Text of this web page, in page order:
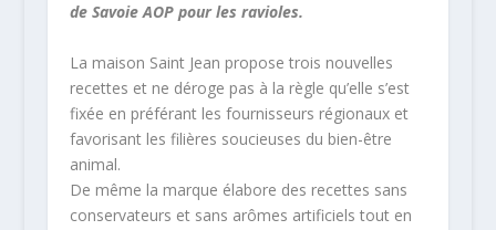
de Savoie AOP pour les ravioles.
La maison Saint Jean propose trois nouvelles
recettes et ne déroge pas à la règle qu’elle s’est
fixée en préférant les fournisseurs régionaux et
favorisant les filières soucieuses du bien-être
animal.
De même la marque élabore des recettes sans
conservateurs et sans arômes artificiels tout en